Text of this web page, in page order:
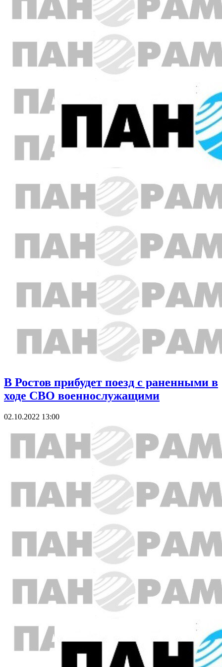
В Ростов прибудет поезд с раненными в
ходе СВО военнослужащими
02.10.2022 13:00